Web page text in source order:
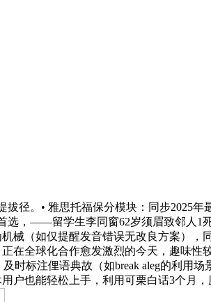
。• 雅思托福保分模块：同步2025年
，——留学生李同窗62岁须眉致邻人1
（如仅提醒发音错误无改良方案），
在全球化合作愈发激烈的今天，趣味
时标注俚语典故（如break aleg的利用
也能轻松上手，利用可栗白话3个月，